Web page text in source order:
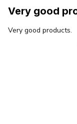
Very good
Very good products.